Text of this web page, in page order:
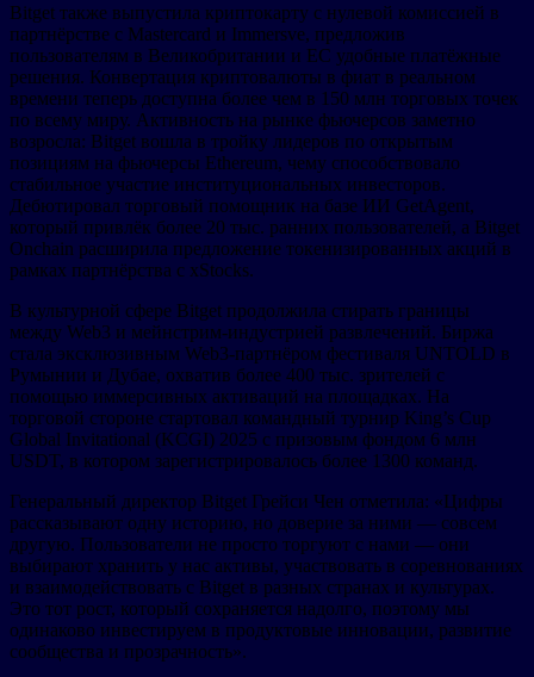
Bitget также выпустила криптокарту с нулевой комиссией в
партнёрстве с Mastercard и Immersve, предложив
пользователям в Великобритании и ЕС удобные платёжные
решения. Конвертация криптовалюты в фиат в реальном
времени теперь доступна более чем в 150 млн торговых точек
по всему миру. Активность на рынке фьючерсов заметно
возросла: Bitget вошла в тройку лидеров по открытым
позициям на фьючерсы Ethereum, чему способствовало
стабильное участие институциональных инвесторов.
Дебютировал торговый помощник на базе ИИ GetAgent,
который привлёк более 20 тыс. ранних пользователей, а Bitget
Onchain расширила предложение токенизированных акций в
рамках партнёрства с xStocks.
В культурной сфере Bitget продолжила стирать границы
между Web3 и мейнстрим-индустрией развлечений. Биржа
стала эксклюзивным Web3-партнёром фестиваля UNTOLD в
Румынии и Дубае, охватив более 400 тыс. зрителей с
помощью иммерсивных активаций на площадках. На
торговой стороне стартовал командный турнир King’s Cup
Global Invitational (KCGI) 2025 с призовым фондом 6 млн
USDT, в котором зарегистрировалось более 1300 команд.
Генеральный директор Bitget Грейси Чен отметила: «Цифры
рассказывают одну историю, но доверие за ними — совсем
другую. Пользователи не просто торгуют с нами — они
выбирают хранить у нас активы, участвовать в соревнованиях
и взаимодействовать с Bitget в разных странах и культурах.
Это тот рост, который сохраняется надолго, поэтому мы
одинаково инвестируем в продуктовые инновации, развитие
сообщества и прозрачность».